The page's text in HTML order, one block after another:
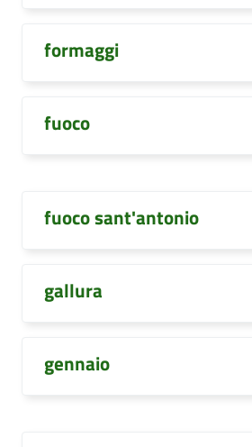
formaggi
fuoco
fuoco sant'antonio
gallura
gennaio